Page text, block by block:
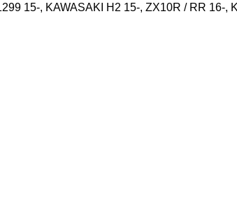
15-, KAWASAKI H2 15-, ZX10R / RR 16-,